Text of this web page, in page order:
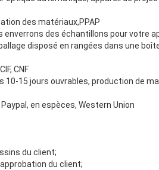
des matériaux,PPAP
enverrons des échantillons pour votre
disposé en rangées dans une
CNF
10-15 jours ouvrables, production de
en espèces, Western Union
du client;
du client;